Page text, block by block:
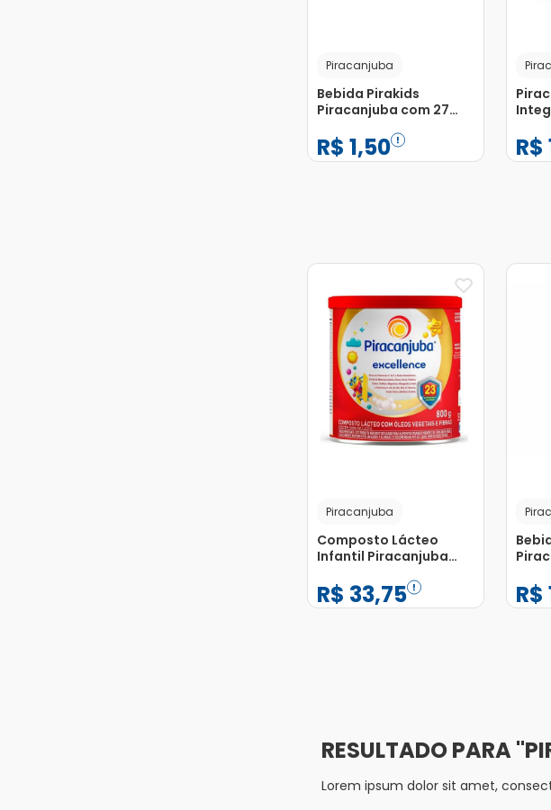
Piracanjuba
Bebida Pirakids
Piracanjuba com 27
R$ 1,50 R$
Piracanjuba
Composto Lácteo
Infantil Piracanjuba
Escolar 800g
R$ 33,75 R$
Lorem ipsum dolor sit amet,